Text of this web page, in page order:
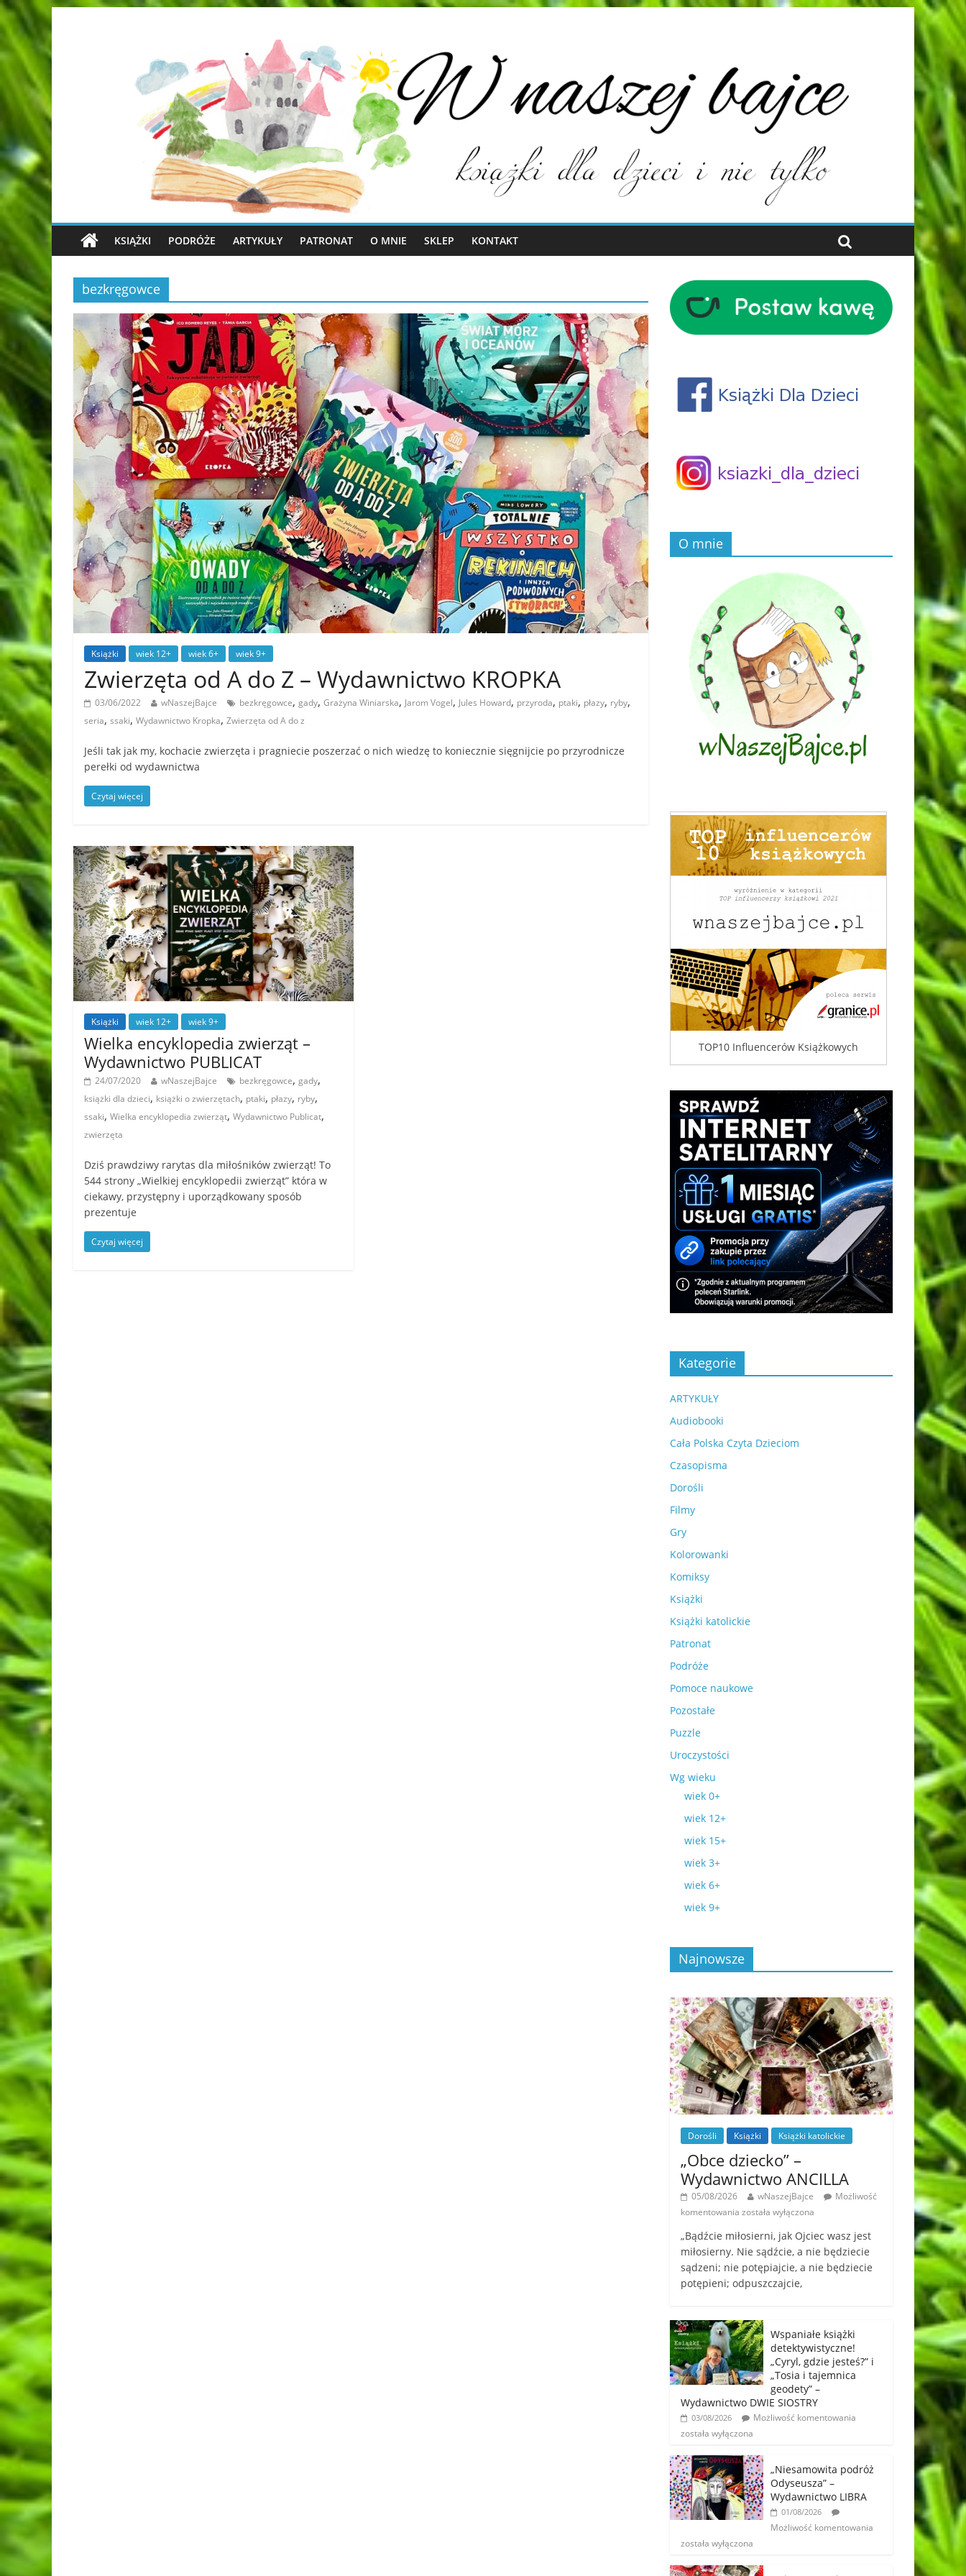
KSIĄŻKI PODRÓŻE ARTYKUŁY PATRONAT O MNIE SKLEP KONTAKT
bezkręgowce
Książki wiek 12+ wiek 6+ wiek 9+
Zwierzęta od A do Z – Wydawnictwo KROPKA
03/06/2022 wNaszejBajce bezkręgowce, gady, Grażyna Winiarska, Jarom Vogel, Jules Howard, przyroda, ptaki, płazy, ryby,
seria, ssaki, Wydawnictwo Kropka, Zwierzęta od A do z
Jeśli tak jak my, kochacie zwierzęta i pragniecie poszerzać o nich wiedzę to koniecznie sięgnijcie po przyrodnicze
perełki od wydawnictwa
Czytaj więcej
Książki wiek 12+ wiek 9+
Wielka encyklopedia zwierząt –
Wydawnictwo PUBLICAT
24/07/2020 wNaszejBajce bezkręgowce, gady,
książki dla dzieci, książki o zwierzętach, ptaki, płazy, ryby,
ssaki, Wielka encyklopedia zwierząt, Wydawnictwo Publicat,
zwierzęta
Dziś prawdziwy rarytas dla miłośników zwierząt! To
544 strony „Wielkiej encyklopedii zwierząt” która w
ciekawy, przystępny i uporządkowany sposób
prezentuje
Czytaj więcej
O mnie
TOP10 Influencerów Książkowych
Kategorie
ARTYKUŁY
Audiobooki
Cała Polska Czyta Dzieciom
Czasopisma
Dorośli
Filmy
Gry
Kolorowanki
Komiksy
Książki
Książki katolickie
Patronat
Podróże
Pomoce naukowe
Pozostałe
Puzzle
Uroczystości
Wg wieku
wiek 0+
wiek 12+
wiek 15+
wiek 3+
wiek 6+
wiek 9+
Najnowsze
Dorośli Książki Książki katolickie
„Obce dziecko” –
Wydawnictwo ANCILLA
05/08/2026 wNaszejBajce
Możliwość
komentowania została wyłączona
„Bądźcie miłosierni, jak Ojciec wasz jest
miłosierny. Nie sądźcie, a nie będziecie
sądzeni; nie potępiajcie, a nie będziecie
potępieni; odpuszczajcie,
Wspaniałe książki
detektywistyczne!
„Cyryl, gdzie jesteś?” i
„Tosia i tajemnica
geodety” –
Wydawnictwo DWIE SIOSTRY
03/08/2026
Możliwość komentowania
została wyłączona
„Niesamowita podróż
Odyseusza” –
Wydawnictwo LIBRA
01/08/2026
Możliwość komentowania
została wyłączona